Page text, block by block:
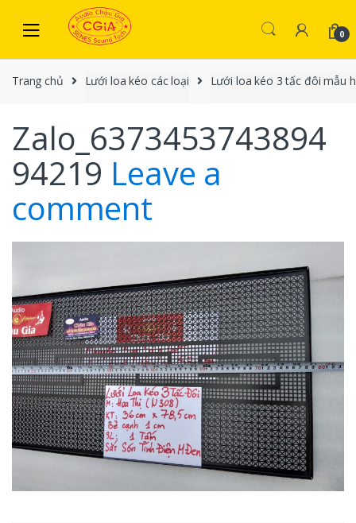
Skip to navigation
0
Trang chủ Lưới loa kéo các loại Lưới loa kéo 3 tấc đôi mẫu
Zalo_6373453743894
94219 Leave a
comment